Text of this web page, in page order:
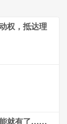
权，抵达理
能就有了……